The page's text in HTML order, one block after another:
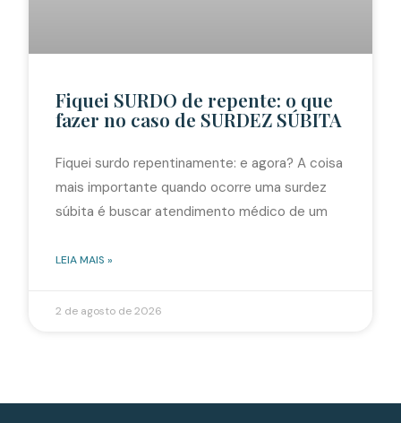
Fiquei SURDO de repente: o que
fazer no caso de SURDEZ SÚBITA
Fiquei surdo repentinamente: e agora? A coisa
mais importante quando ocorre uma surdez
súbita é buscar atendimento médico de um
LEIA MAIS »
2 de agosto de 2026